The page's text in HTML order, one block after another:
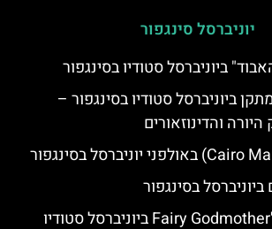
יוניברסל סינגפור
ביוניברסל סטודיו בסינגפור
Canopy Flyer מתקן ביוניברסל סטודיו בסינגפור –
והדינוזאורים
בסינגפור
Fairy Godmother's Potion Shop ביוניברסל סטודיו